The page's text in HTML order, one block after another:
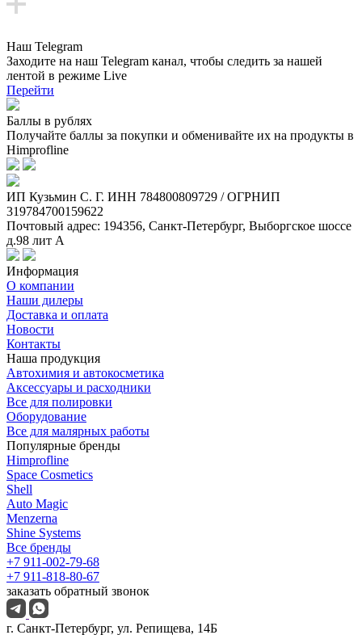
Наш Telegram
Заходите на наш Telegram канал, чтобы следить за нашей
лентой в режиме Live
Перейти
Баллы в рублях
Получайте баллы за покупки и обменивайте их на продукты в
Himprofline
ИП Кузьмин C. Г. ИНН 784800809729 / ОГРНИП
319784700159622
Почтовый адрес: 194356, Санкт-Петербург, Выборгское шоссе
д.98 лит А
Информация
О компании
Наши дилеры
Доставка и оплата
Новости
Контакты
Наша продукция
Автохимия и автокосметика
Аксессуары и расходники
Все для полировки
Оборудование
Все для малярных работы
Популярные бренды
Himprofline
Space Cosmetics
Shell
Auto Magic
Menzerna
Shine Systems
Все бренды
+7 911-002-79-68
+7 911-818-80-67
заказать обратный звонок
г. Санкт-Петербург, ул. Репищева, 14Б